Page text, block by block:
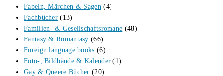
Fabeln, Märchen & Sagen (4)
Fachbücher (13)
Familien- & Gesellschaftsromane (48)
Fantasy & Romantasy (66)
Foreign language books (6)
Foto-, Bildbände & Kalender (1)
Gay & Queere Bücher (20)